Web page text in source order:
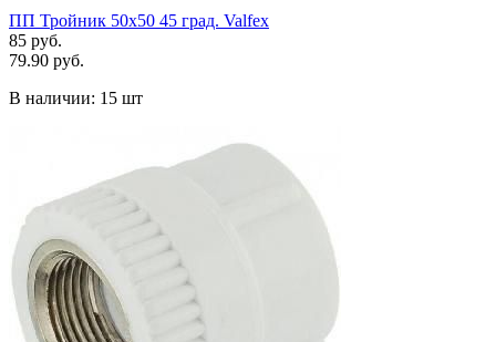
ПП Тройник 50х50 45 град. Valfex
85 руб.
79.90 руб.
В наличии: 15 шт